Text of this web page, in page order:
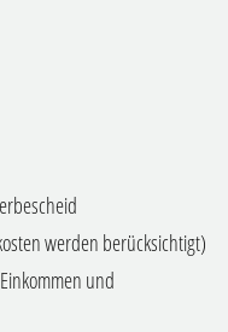
werden berücksichtigt)
und